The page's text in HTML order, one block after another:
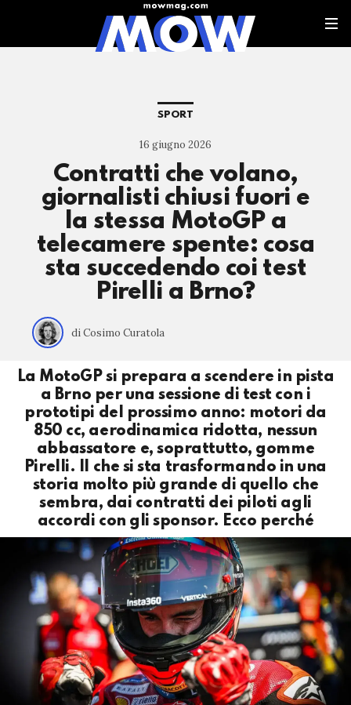
SPORT
16 giugno 2026
Contratti che volano,
giornalisti chiusi fuori e
la stessa MotoGP a
telecamere spente: cosa
sta succedendo coi test
Pirelli a Brno?
di Cosimo Curatola
La MotoGP si prepara a scendere in pista
a Brno per una sessione di test con i
prototipi del prossimo anno: motori da
850 cc, aerodinamica ridotta, nessun
abbassatore e, soprattutto, gomme
Pirelli. Il che si sta trasformando in una
storia molto più grande di quello che
sembra, dai contratti dei piloti agli
accordi con gli sponsor. Ecco perché